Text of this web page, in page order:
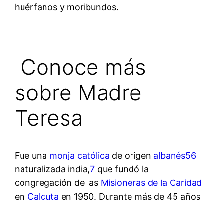
huérfanos y moribundos.
Conoce más
sobre Madre
Teresa
Fue una monja católica de origen albanés56
naturalizada india,7 ​ que fundó la
congregación de las Misioneras de la Caridad
en Calcuta en 1950. Durante más de 45 años